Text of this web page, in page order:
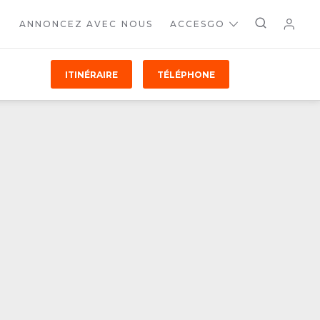
ANNONCEZ AVEC NOUS ACCESGO
ITINÉRAIRE TÉLÉPHONE